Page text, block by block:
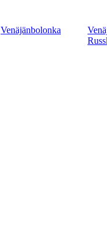
Venäjänbolonka